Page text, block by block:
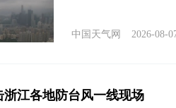
中国天气网 2026-08-
江各地防台风一线现场